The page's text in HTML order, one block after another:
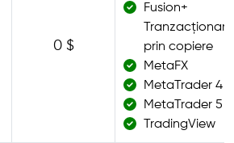
0 $
Fusion+
Tranzacționare
prin copiere
MetaFX
MetaTrader 4
MetaTrader 5
TradingView